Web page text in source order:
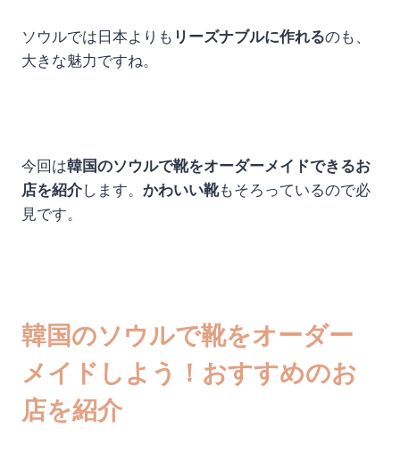
ソウルでは日本よりも リーズナブルに作れるのも、
大きな魅力ですね。
今回は韓国のソウルで靴をオーダーメイドできるお
店を紹介します。 かわいい靴もそろっているので必
見です。
韓国のソウルで靴をオーダー
メイドしよう！おすすめのお
店を紹介